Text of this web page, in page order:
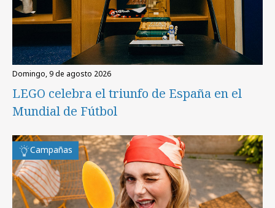
domingo, 9 de agosto 2026
LEGO celebra el triunfo de España en el
Mundial de Fútbol
Campañas